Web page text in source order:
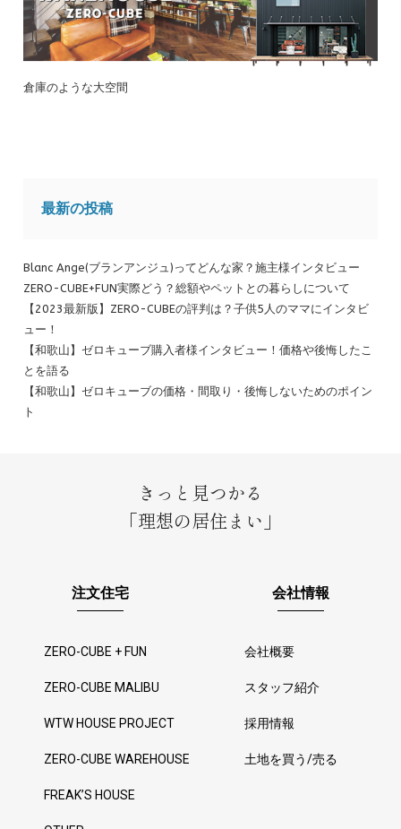
倉庫のような大空間
最新の投稿
Blanc Ange(ブランアンジュ)ってどんな家？施主様インタビュー
ZERO-CUBE+FUN実際どう？総額やペットとの暮らしについて
【2023最新版】ZERO-CUBEの評判は？子供5人のママにインタビ
ュー！
【和歌山】ゼロキューブ購入者様インタビュー！価格や後悔したこ
とを語る
【和歌山】ゼロキューブの価格・間取り・後悔しないためのポイン
ト
きっと見つかる
「理想の居住まい」
注文住宅
ZERO-CUBE + FUN
ZERO-CUBE MALIBU
WTW HOUSE PROJECT
ZERO-CUBE WAREHOUSE
FREAK’S HOUSE
会社情報
会社概要
スタッフ紹介
採用情報
土地を買う/売る